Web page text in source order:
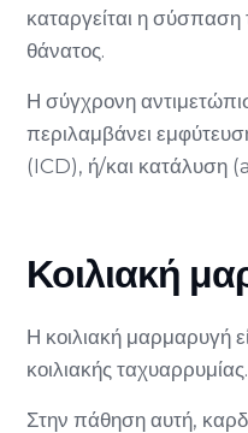
καταργείται η σύσπαση
θάνατος.
Η σύγχρονη
περιλαμβάνει
(ICD), ή/και κατάλυση
Κοιλιακή
Η κοιλιακή μαρμαρυγή
κοιλιακής ταχυαρρυμίας.
Στην πάθηση αυτή,